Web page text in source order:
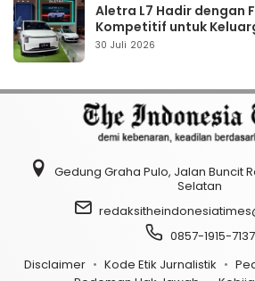
Aletra L7 Hadir dengan
Kompetitif untuk
30 Juli 2026
Gedung Graha Pulo, Jalan Buncit
Selatan
0857-1915-7137
Disclaimer
Kode Etik Jurnalistik